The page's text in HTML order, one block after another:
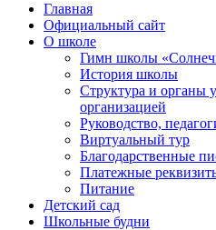
Главная
Официальный сайт
О школе
Гимн школы
История школы
Структура и органы
организацией
Руководство,
Виртуальный тур
Благодарственные
Платежные
Питание
Детский сад
Школьные будни